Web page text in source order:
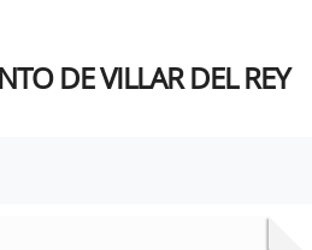
DE VILLAR DEL REY